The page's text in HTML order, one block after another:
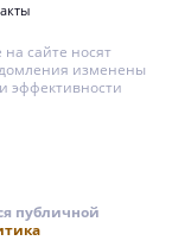
на сайте носят
изменены
эффективности
публичной